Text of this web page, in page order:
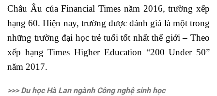
Châu Âu của Financial Times năm 2016, trường xếp
hạng 60. Hiện nay, trường được đánh giá là một trong
những trường đại học trẻ tuổi tốt nhất thế giới – Theo
xếp hạng Times Higher Education “200 Under 50”
năm 2017.
>>> Du học Hà Lan ngành Công nghệ sinh học